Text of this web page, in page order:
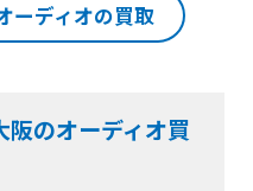
ーディオの買取
のオーディオ買